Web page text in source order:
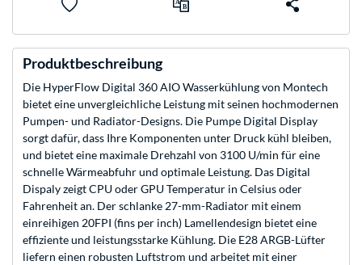
Produktbeschreibung
Die HyperFlow Digital 360 AIO Wasserkühlung von Montech
bietet eine unvergleichliche Leistung mit seinen hochmodernen
Pumpen- und Radiator-Designs. Die Pumpe Digital Display
sorgt dafür, dass Ihre Komponenten unter Druck kühl bleiben,
und bietet eine maximale Drehzahl von 3100 U/min für eine
schnelle Wärmeabfuhr und optimale Leistung. Das Digital
Dispaly zeigt CPU oder GPU Temperatur in Celsius oder
Fahrenheit an. Der schlanke 27-mm-Radiator mit einem
einreihigen 20FPI (fins per inch) Lamellendesign bietet eine
effiziente und leistungsstarke Kühlung. Die E28 ARGB-Lüfter
liefern einen robusten Luftstrom und arbeitet mit einer